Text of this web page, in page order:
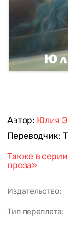
Автор: Юлия
Переводчик:
Также в серии
проза»
Издательство:
Тип переплета: